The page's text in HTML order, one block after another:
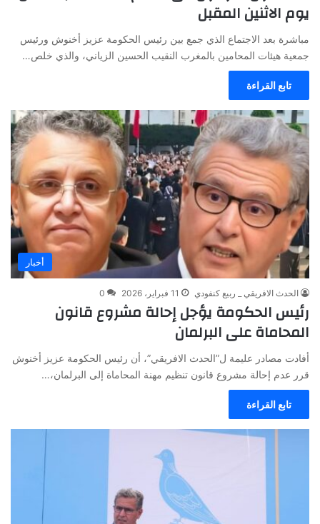
يوم الاثنين المقبل
مباشرة بعد الاجتماع الذي جمع بين رئيس الحكومة عزيز أخنوش ورئيس
جمعية هيئات المحامين بالمغرب النقيب الحسين الزياني، والذي خلص…
تابع القراءة
أخبار
الحدث الافريقي _ ربيع كنفودي 11 فبراير، 2026 0
رئيس الحكومة يؤجل إحالة مشروع قانون
المحاماة على البرلمان
أفادت مصادر عليمة ل”الحدث الافريقي”، أن رئيس الحكومة عزيز أخنوش
قرر عدم إحالة مشروع قانون تنظيم مهنة المحاماة إلى البرلمان،…
تابع القراءة